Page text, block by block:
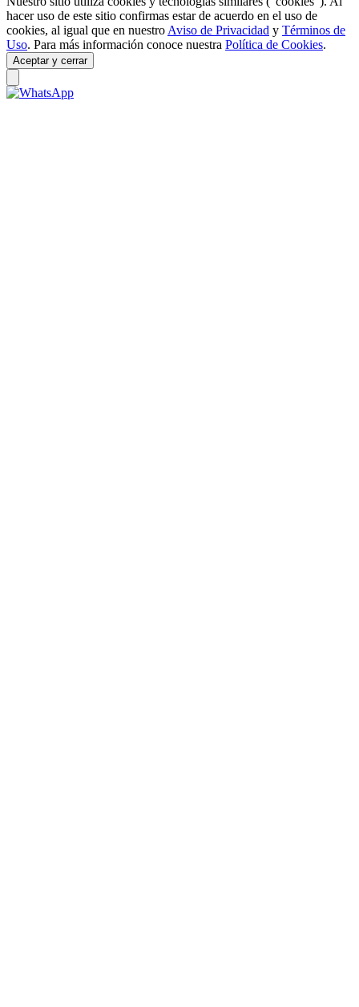
hacer uso de este sitio confirmas estar de acuerdo en el uso de
cookies, al igual que en nuestroAviso de Privacidad y Términos de
Uso. Para más información conoce nuestra Política de Cookies.
Aceptar y cerrar